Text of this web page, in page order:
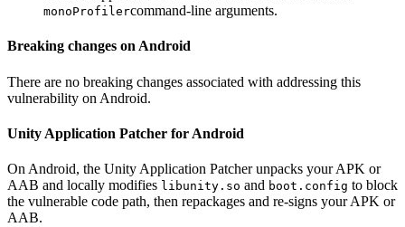
monoProfilercommand-line arguments.
Breaking changes on Android
There are no breaking changes associated with addressing this
vulnerability on Android.
Unity Application Patcher for Android
On Android, the Unity Application Patcher unpacks your APK or
AAB and locally modifies libunity.so and boot.config to block
the vulnerable code path, then repackages and re-signs your APK or
AAB.